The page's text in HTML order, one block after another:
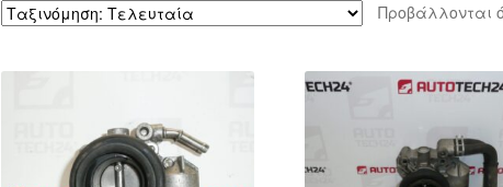
Προβάλλονται